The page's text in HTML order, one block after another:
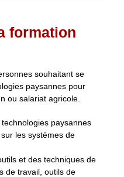
formation
souhaitant se
paysannes pour
ou salariat agricole.
paysannes
les systèmes de
et des techniques de
de travail, outils de